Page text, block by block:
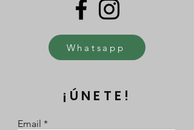
Whatsapp
¡ÚNETE!
Email